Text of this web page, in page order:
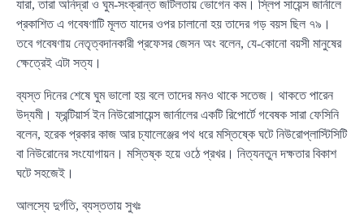
যারা, তারা অনিদ্রা ও ঘুম-সংক্রান্ত জটিলতায় ভোগেন কম। স্লিপ সায়েন্স জার্নালে
প্রকাশিত এ গবেষণাটি মূলত যাদের ওপর চালানো হয় তাদের গড় বয়স ছিল ৭৯।
তবে গবেষণায় নেতৃত্বদানকারী প্রফেসর জেসন অং বলেন, যে-কোনো বয়সী মানুষের
ক্ষেত্রেই এটা সত্য।
ব্যস্ত দিনের শেষে ঘুম ভালো হয় বলে তাদের মনও থাকে সতেজ। থাকতে পারেন
উদ্যমী। ফ্রন্টিয়ার্স ইন নিউরোসায়েন্স জার্নালের একটি রিপোর্টে গবেষক সারা ফেসিনি
বলেন, হরেক প্রকার কাজ আর চ্যালেঞ্জের পথ ধরে মস্তিষ্কে ঘটে নিউরোপ্লাস্টিসিটি
বা নিউরোনের সংযোগায়ন। মস্তিষ্ক হয়ে ওঠে প্রখর। নিত্যনতুন দক্ষতার বিকাশ
ঘটে সহজেই।
আলস্যে দুর্গতি, ব্যস্ততায় সুখঃ